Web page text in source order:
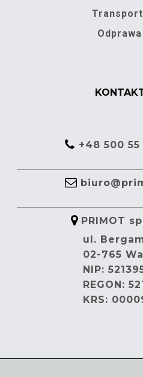
+48 500 55
PRIMOT
ul.
02-765
NIP:
REGON:
KRS: